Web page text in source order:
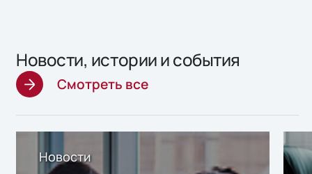
Новости, истории и события
Смотреть все
Новости